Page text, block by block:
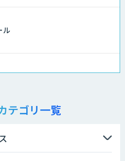
ル
ーツ powered by GPT-4
テゴリ一覧